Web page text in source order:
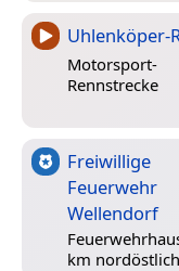
Uhlenköper-
Motorsport-
Rennstrecke
Freiwillige
Feuerwehr
Wellendorf
km nordöstlich